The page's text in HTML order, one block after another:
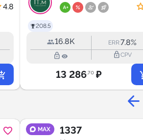
4.8
208.5
ITMeeting / IT
16.8K ERR:7.8%
lock_outline lock_outlineCPV
13 286.70 ₽
MAX 1337